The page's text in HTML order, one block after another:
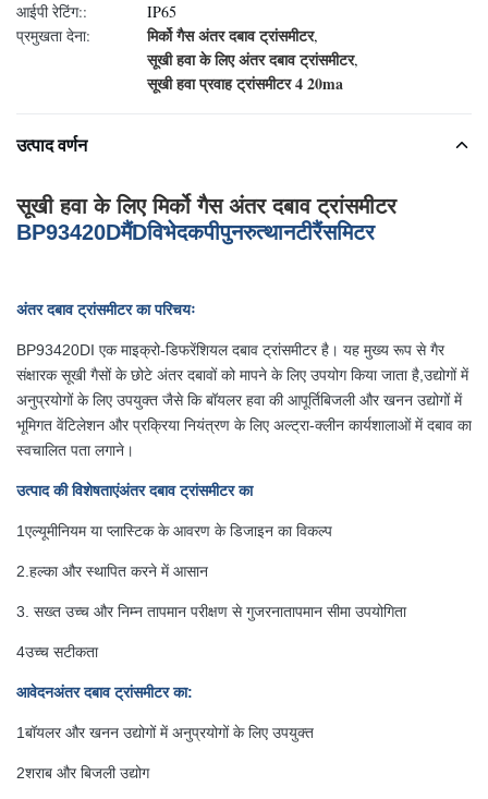
आईपी रेटिंग::
IP65
प्रमुखता देना:
मिर्को गैस अंतर दबाव ट्रांसमीटर,
सूखी हवा के लिए अंतर दबाव ट्रांसमीटर,
सूखी हवा प्रवाह ट्रांसमीटर 4 20ma
उत्पाद वर्णन
सूखी हवा के लिए मिर्को गैस अंतर दबाव ट्रांसमीटर
BP93420DमैंDविभेदकपीपुनरुत्थानटीरैंसमिटर
अंतर दबाव ट्रांसमीटर का परिचयः
BP93420DI एक माइक्रो-डिफरेंशियल दबाव ट्रांसमीटर है। यह मुख्य रूप से गैर
संक्षारक सूखी गैसों के छोटे अंतर दबावों को मापने के लिए उपयोग किया जाता है,उद्योगों में
अनुप्रयोगों के लिए उपयुक्त जैसे कि बॉयलर हवा की आपूर्तिबिजली और खनन उद्योगों में
भूमिगत वेंटिलेशन और प्रक्रिया नियंत्रण के लिए अल्ट्रा-क्लीन कार्यशालाओं में दबाव का
स्वचालित पता लगाने।
उत्पाद की विशेषताएंअंतर दबाव ट्रांसमीटर का
1एल्यूमीनियम या प्लास्टिक के आवरण के डिजाइन का विकल्प
2.हल्का और स्थापित करने में आसान
3. सख्त उच्च और निम्न तापमान परीक्षण से गुजरनातापमान सीमा उपयोगिता
4उच्च सटीकता
आवेदनअंतर दबाव ट्रांसमीटर का:
1बॉयलर और खनन उद्योगों में अनुप्रयोगों के लिए उपयुक्त
2शराब और बिजली उद्योग